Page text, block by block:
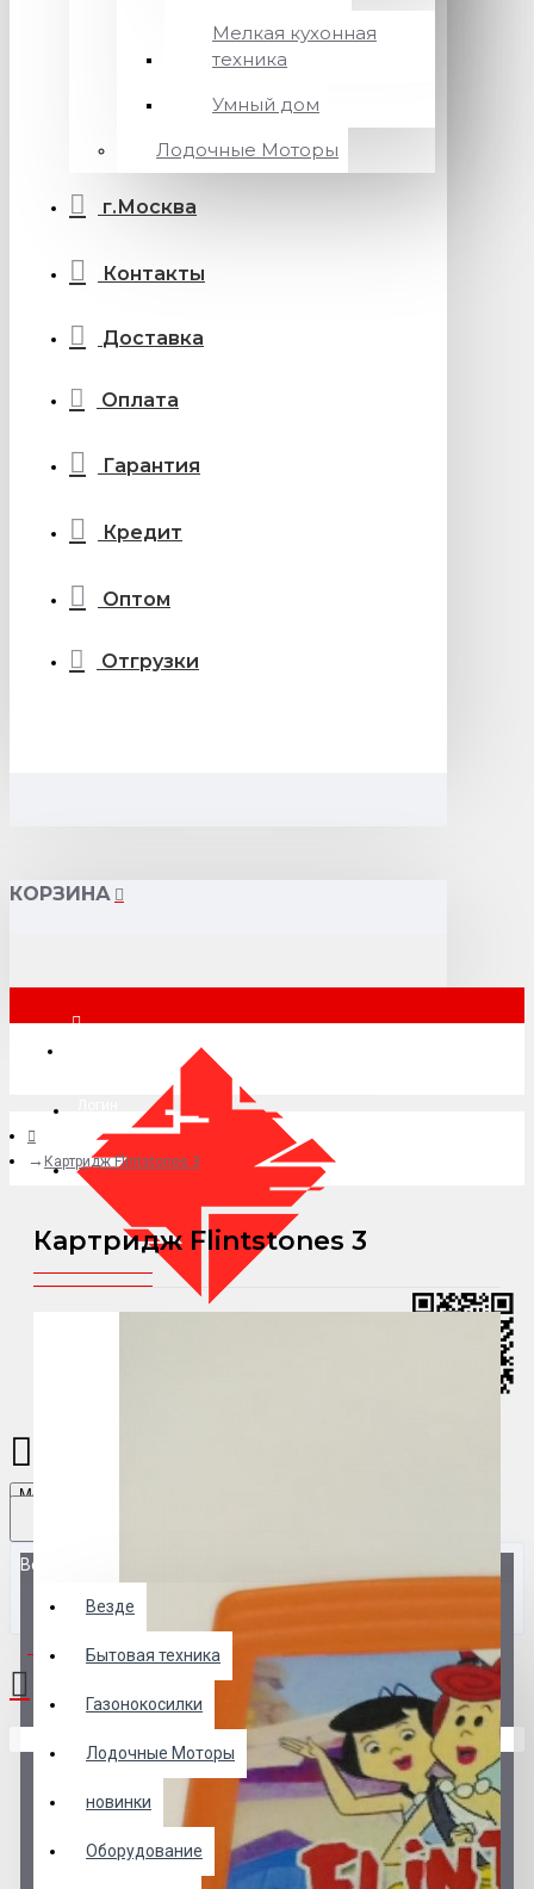
Мелкая кухонная
техника
Умный дом
Лодочные Моторы
г.Москва
Контакты
Доставка
Оплата
Гарантия
Кредит
Оптом
Отгрузки
КОРЗИНА
+7 (495) 015-41-41
Menu
Везде
Везде
Бытовая техника
Газонокосилки
Лодочные Моторы
новинки
Оборудование
0 товар(ов) - 0 р.
Картридж Flintstones 3
Картридж Flintstones 3